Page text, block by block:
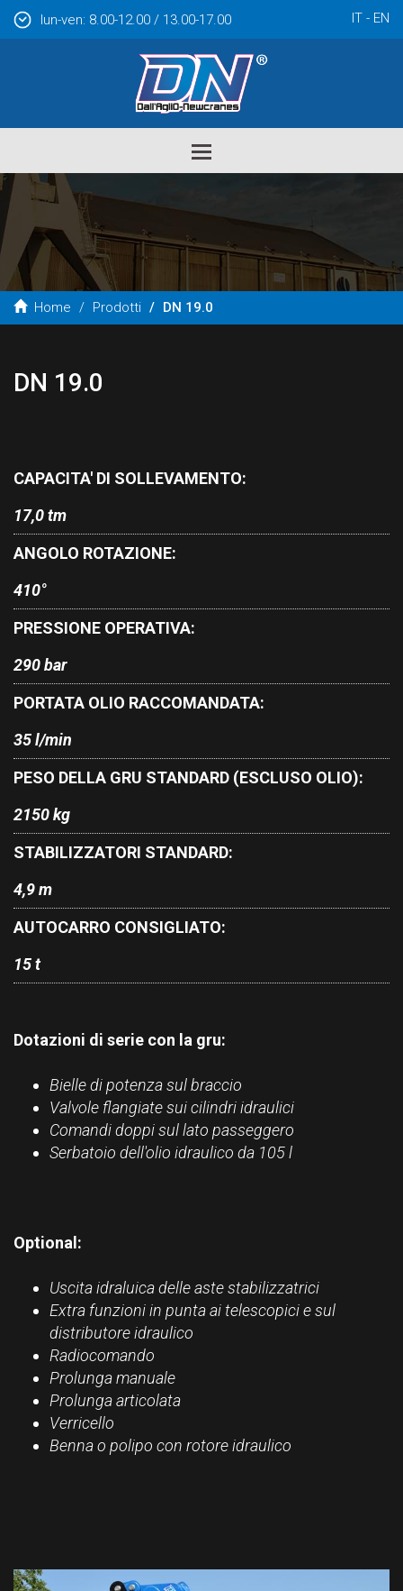
lun-ven: 8.00-12.00 / 13.00-17.00 IT EN
Toggle
navigation
Home Prodotti DN 19.0
DN 19.0
CAPACITA' DI SOLLEVAMENTO:
17,0 tm
ANGOLO ROTAZIONE:
410°
PRESSIONE OPERATIVA:
290 bar
PORTATA OLIO RACCOMANDATA:
35 l/min
PESO DELLA GRU STANDARD (ESCLUSO OLIO):
2150 kg
STABILIZZATORI STANDARD:
4,9 m
AUTOCARRO CONSIGLIATO:
15 t
Dotazioni di serie con la gru:
Bielle di potenza sul braccio
Valvole flangiate sui cilindri idraulici
Comandi doppi sul lato passeggero
Serbatoio dell'olio idraulico da 105 l
Optional:
Uscita idraluica delle aste stabilizzatrici
Extra funzioni in punta ai telescopici e sul
distributore idraulico
Radiocomando
Prolunga manuale
Prolunga articolata
Verricello
Benna o polipo con rotore idraulico